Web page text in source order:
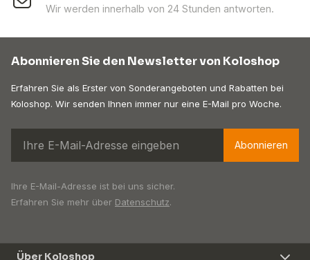
Wir werden innerhalb von 24 Stunden antworten.
Abonnieren Sie den Newsletter von Koloshop
Erfahren Sie als Erster von Sonderangeboten und Rabatten bei
Koloshop. Wir senden Ihnen immer nur eine E-Mail pro Woche.
Abonnieren
Ihre E-Mail-Adresse ist bei uns sicher.
Erfahren Sie mehr über Datenschutz.
Über Koloshop